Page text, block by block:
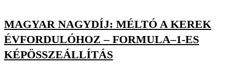
MAGYAR NAGYDÍJ: MÉLTÓ A KEREK
ÉVFORDULÓHOZ – FORMULA–1-ES
KÉPÖSSZEÁLLÍTÁS